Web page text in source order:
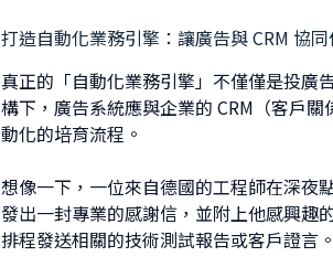
打造自動化業務引擎：讓廣告與 CRM 協
真正的「自動化業務引擎」不僅僅是投廣
構下，廣告系統應與企業的 CRM（客戶
動化的培育流程。
想像一下，一位來自德國的工程師在深夜
發出一封專業的感謝信，並附上他感興趣
排程發送相關的技術測試報告或客戶證言。